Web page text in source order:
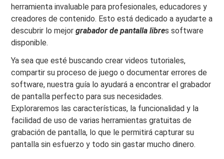
herramienta invaluable para profesionales, educadores y
creadores de contenido. Esto está dedicado a ayudarte a
descubrir lo mejorgrabador de pantalla libres software
disponible.
Ya sea que esté buscando crear videos tutoriales,
compartir su proceso de juego o documentar errores de
software, nuestra guía lo ayudará a encontrar el grabador
de pantalla perfecto para sus necesidades.
Exploraremos las características, la funcionalidad y la
facilidad de uso de varias herramientas gratuitas de
grabación de pantalla, lo que le permitirá capturar su
pantalla sin esfuerzo y todo sin gastar mucho dinero.